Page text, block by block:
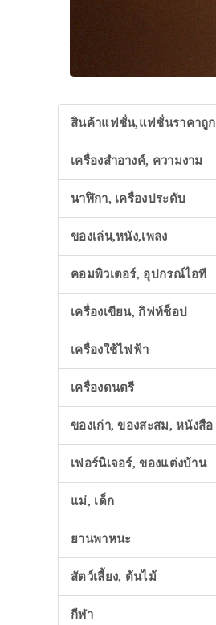
สินค้าแฟชั่น,แฟชั่นราคาถูก
เครื่องสำอางค์, ความงาม
นาฬิกา, เครื่องประดับ
ของเล่น,หนัง,เพลง
คอมพิวเตอร์, อุปกรณ์ไอที
เครื่องเขียน, กิฟท์ช็อป
เครื่องใช้ไฟฟ้า
เครื่องดนตรี
ของเก่า, ของสะสม, หนังสือ
เฟอร์นิเจอร์, ของแต่งบ้าน
แม่, เด็ก
ยานพาหนะ
สัตว์เลี้ยง, ต้นไม้
กีฬา